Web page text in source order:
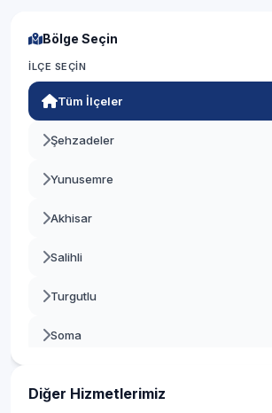
Bölge Seçin
İLÇE SEÇIN
Tüm İlçeler
Şehzadeler
Yunusemre
Akhisar
Salihli
Turgutlu
Soma
Diğer Hizmetlerimiz